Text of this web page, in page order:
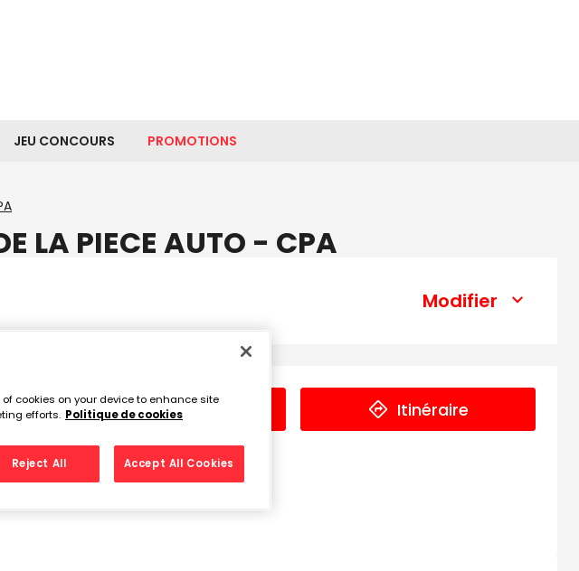
JEU CONCOURS PROMOTIONS
LA PIECE AUTO - CPA
Modifier
Téléphone Itinéraire
of cookies on your device to enhance site
efforts. Politique de cookies
Reject All Accept All Cookies